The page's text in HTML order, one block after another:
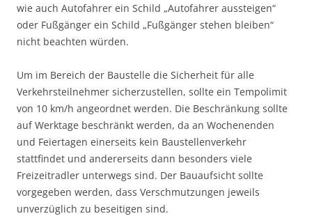
wie auch Autofahrer ein Schild „Autofahrer aussteigen“
oder Fußgänger ein Schild „Fußgänger stehen bleiben“
nicht beachten würden.
Um im Bereich der Baustelle die Sicherheit für alle
Verkehrsteilnehmer sicherzustellen, sollte ein Tempolimit
von 10 km/h angeordnet werden. Die Beschränkung sollte
auf Werktage beschränkt werden, da an Wochenenden
und Feiertagen einerseits kein Baustellenverkehr
stattfindet und andererseits dann besonders viele
Freizeitradler unterwegs sind. Der Bauaufsicht sollte
vorgegeben werden, dass Verschmutzungen jeweils
unverzüglich zu beseitigen sind.